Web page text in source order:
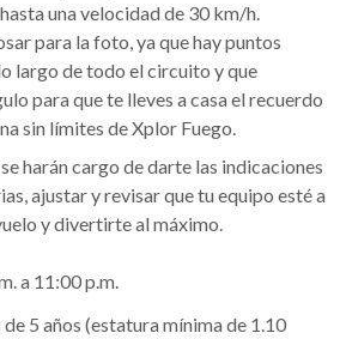
una velocidad de 30 km/h.
para la foto, ya que hay puntos
largo de todo el circuito y que
para que te lleves a casa el recuerdo
sin límites de Xplor Fuego.
harán cargo de darte las indicaciones
ajustar y revisar que tu equipo esté a
y divertirte al máximo.
a 11:00 p.m.
5 años (estatura mínima de 1.10